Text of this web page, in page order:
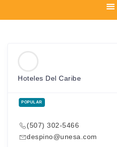
Hoteles Del Caribe
POPULAR
(507) 302-5466
despino@unesa.com